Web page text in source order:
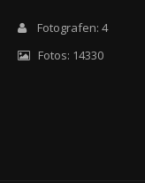
Fotografen: 4
Fotos: 14330